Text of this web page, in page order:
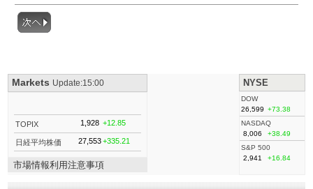
Markets Update:15:00
TOPIX 1,928 +12.85
日経平均株価 27,553+335.21
市場情報利用注意事項
NYSE
DOW
26,599 +73.38
NASDAQ
8,006
+38.49
S&P 500
2,941
+16.84